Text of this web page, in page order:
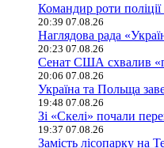
Командир роти
20:39 07.08.26
Наглядова рада
20:23 07.08.26
Сенат США схвалив
20:06 07.08.26
Україна та Польща
19:48 07.08.26
Зі «Скелі» почали
19:37 07.08.26
Замість лісопарку на